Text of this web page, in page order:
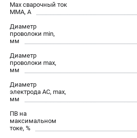
Информация размещённая на сайте не
проспект Александровской
сб - с 10:00 до
Max сварочный ток
ММА, А
Диаметр
проволоки min,
мм
Диаметр
проволоки max,
мм
Диаметр
электрода AC, max,
мм
ПВ на
максимальном
токе, %